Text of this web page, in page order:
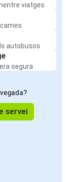
viatges
autobusos
segura
servei